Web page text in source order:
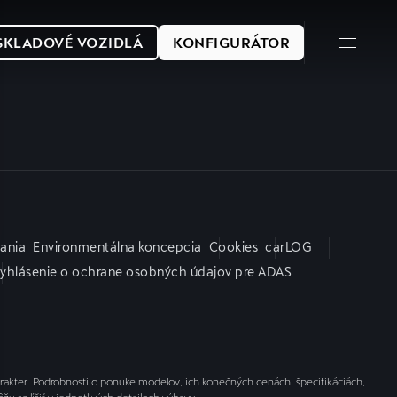
VOZIDLÁ KONFIGURÁTOR
Environmentálna koncepcia Cookies carLOG
o ochrane osobných údajov pre ADAS
Podrobnosti o ponuke modelov, ich konečných cenách, špecifikáciách,